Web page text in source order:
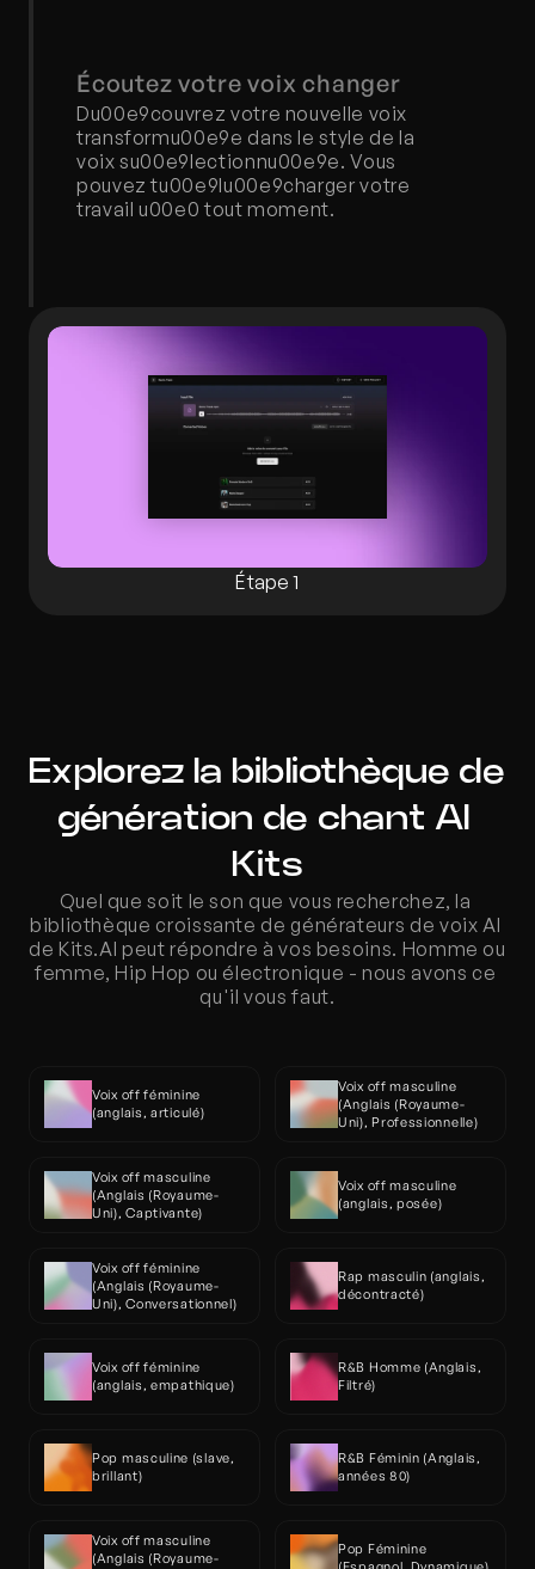
Écoutez votre voix changer
Du00e9couvrez votre nouvelle voix
transformu00e9e dans le style de la
voix su00e9lectionnu00e9e. Vous
pouvez tu00e9lu00e9charger votre
travail u00e0 tout moment.
Étape 1
Explorez la bibliothèque de
génération de chant AI
Kits
Quel que soit le son que vous recherchez, la
bibliothèque croissante de générateurs de voix AI
de Kits.AI peut répondre à vos besoins. Homme ou
femme, Hip Hop ou électronique - nous avons ce
qu'il vous faut.
Voix off féminine
(anglais, articulé)
Voix off masculine
(Anglais (Royaume-
Uni), Professionnelle)
Voix off masculine
(Anglais (Royaume-
Uni), Captivante)
Voix off masculine
(anglais, posée)
Voix off féminine
(Anglais (Royaume-
Uni), Conversationnel)
Rap masculin (anglais,
décontracté)
Voix off féminine
(anglais, empathique)
R&B Homme (Anglais,
Filtré)
Pop masculine (slave,
brillant)
R&B Féminin (Anglais,
années 80)
Voix off masculine
(Anglais (Royaume-
Pop Féminine